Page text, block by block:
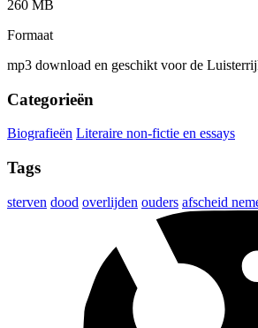
260 MB
Formaat
mp3 download en geschikt voor de
Categorieën
Biografieën Literaire non-fictie en essays
Tags
sterven dood overlijden ouders afscheid